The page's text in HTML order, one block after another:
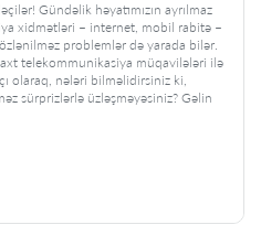
Gündəlik həyatımızın ayrılmaz
xidmətləri – internet, mobil rabitə –
problemlər də yarada bilər.
telekommunikasiya müqavilələri ilə
olaraq, nələri bilməlidirsiniz ki,
sürprizlərlə üzləşməyəsiniz? Gəlin